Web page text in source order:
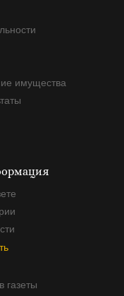
имущества
газеты